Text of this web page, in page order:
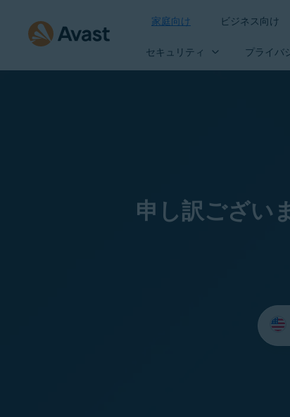
家庭向け ビジネス向け
セキュリティ プライバ
申し訳ござい
言
語
を